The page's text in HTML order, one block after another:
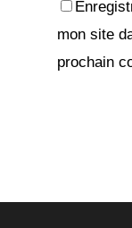
mon site
prochain